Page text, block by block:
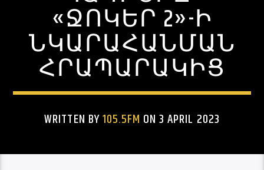
ՋՈԿԵՐ 2»-Ի Ն
ԿԱՐԱՀԱՆՄԱՆ Հ
ՐԱՊԱՐԱԿԻՑ
WRITTEN BY105.5FM ON 3 APRIL 2023